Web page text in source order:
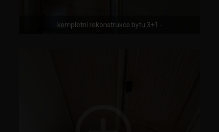
kompletní rekonstrukce bytu 3+1 -